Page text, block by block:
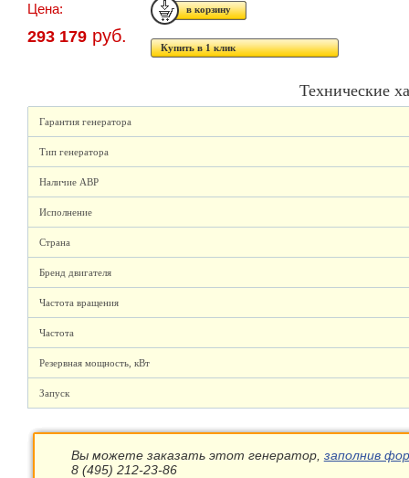
Цена:
293 179 руб.
Купить в 1 клик
Технические
Гарантия генератора
Тип генератора
Наличие АВР
Исполнение
Страна
Бренд двигателя
Частота вращения
Частота
Резервная мощность, кВт
Запуск
Вы можете заказать этот генератор, заполнив
8 (495) 212-23-86